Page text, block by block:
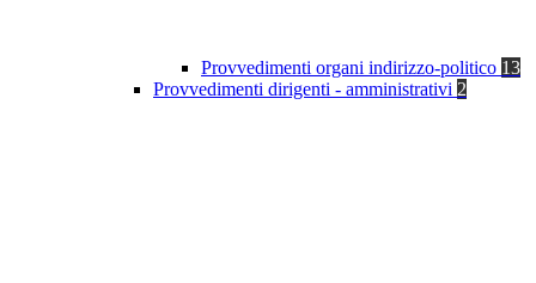
Provvedimenti organi indirizzo-politico 13
Provvedimenti dirigenti - amministrativi 2